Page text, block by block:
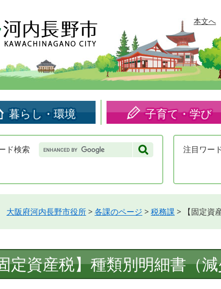
本文へ
暮らし・環境 子育て・学び
ド検索 Google
カ
検
注目 ワー
大阪府河内長野市役所>各課のページ >税務課 > 【固定資
定資産税】種類別明細書（